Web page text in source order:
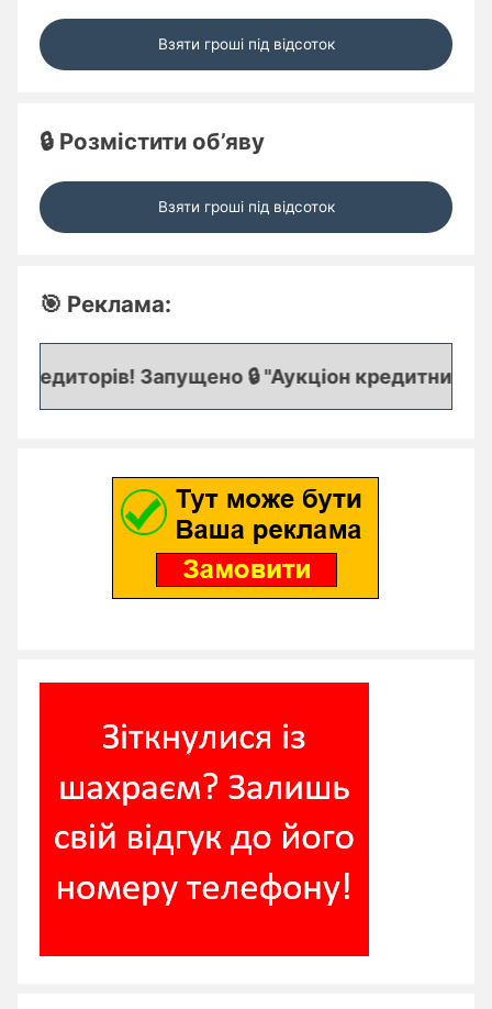
Взяти гроші під відсоток
🔒 Розмістити об’яву
Взяти гроші під відсоток
🎯 Реклама:
Запущено 🔒 "Аукціон кредитних